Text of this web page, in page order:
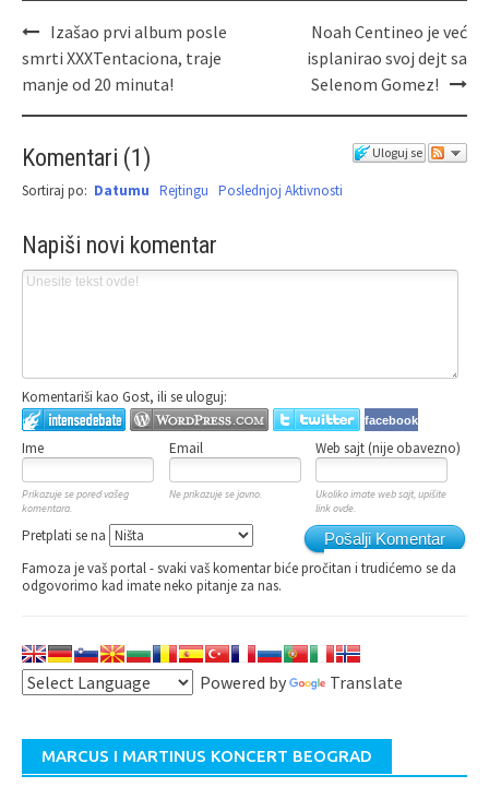
Izašao prvi album posle
smrti XXXTentaciona, traje
manje od 20 minuta!
Noah Centineo je već
isplanirao svoj dejt sa
Selenom Gomez!
Uloguj se
Komentari (1 )
Sortiraj po: Datumu Rejtingu Poslednjoj Aktivnosti
Napiši novi komentar
Komentariši kao Gost, ili se uloguj:
facebook
Ime Email Web sajt (nije obavezno)
Prikazuje se pored vašeg
komentara.
Ne prikazuje se javno.
Ukoliko imate web sajt, upišite
link ovde.
Pošalji Komentar
Pretplati se na
Famoza je vaš portal - svaki vaš komentar biće pročitan i trudićemo se da
odgovorimo kad imate neko pitanje za nas.
Powered by Translate
MARCUS I MARTINUS KONCERT BEOGRAD